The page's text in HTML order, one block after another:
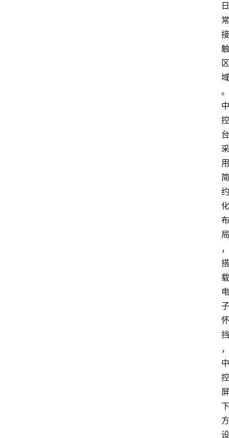
日
常
接
触
区
域
。
中
控
台
采
用
简
约
化
布
局
，
搭
载
电
子
怀
挡
，
中
控
屏
下
方
设